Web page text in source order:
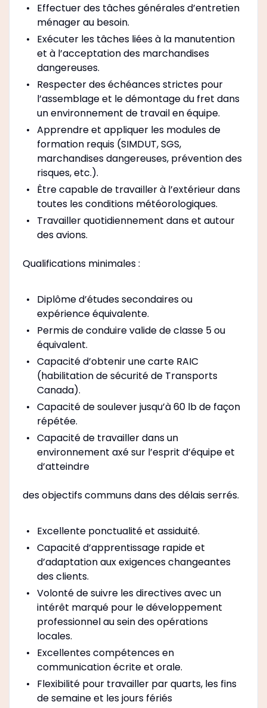
Effectuer des tâches générales d’entretien
ménager au besoin.
Exécuter les tâches liées à la manutention
et à l’acceptation des marchandises
dangereuses.
Respecter des échéances strictes pour
l’assemblage et le démontage du fret dans
un environnement de travail en équipe.
Apprendre et appliquer les modules de
formation requis (SIMDUT, SGS,
marchandises dangereuses, prévention des
risques, etc.).
Être capable de travailler à l’extérieur dans
toutes les conditions météorologiques.
Travailler quotidiennement dans et autour
des avions.
Qualifications minimales :
Diplôme d’études secondaires ou
expérience équivalente.
Permis de conduire valide de classe 5 ou
équivalent.
Capacité d’obtenir une carte RAIC
(habilitation de sécurité de Transports
Canada).
Capacité de soulever jusqu’à 60 lb de façon
répétée.
Capacité de travailler dans un
environnement axé sur l’esprit d’équipe et
d’atteindre
des objectifs communs dans des délais serrés.
Excellente ponctualité et assiduité.
Capacité d’apprentissage rapide et
d’adaptation aux exigences changeantes
des clients.
Volonté de suivre les directives avec un
intérêt marqué pour le développement
professionnel au sein des opérations
locales.
Excellentes compétences en
communication écrite et orale.
Flexibilité pour travailler par quarts, les fins
de semaine et les jours fériés